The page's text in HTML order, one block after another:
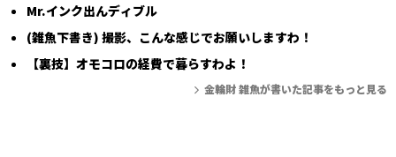
Mr.インク出んディブル
(雑魚下書き) 撮影、こんな感じでお願いしますわ！
【裏技】オモコロの経費で暮らすわよ！
金輪財 雑魚が書いた記事をもっと見る